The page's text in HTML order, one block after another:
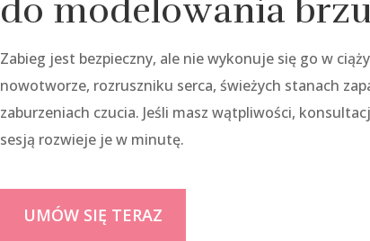
do modelowania
Zabieg jest bezpieczny, ale nie wykonuje się go w
nowotworze, rozruszniku serca, świeżych stanach
zaburzeniach czucia. Jeśli masz wątpliwości,
sesją rozwieje je w minutę.
UMÓW SIĘ TERAZ